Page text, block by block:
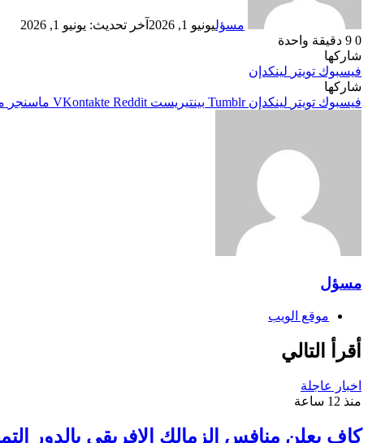
مسؤليونيو 1, 2026
آخر تحديث: يونيو 1, 2026
0
دقيقة واحدة
شاركها
فيسبوك تويتر لينكدإن
شاركها
فيسبوك تويتر لينكدإن بينتيريست ماسنجر
مسؤل
موقع الويب
أقرأ التالي
اخبار عاجلة
منذ 12 ساعة
كاف يعلن منافس الزمالك الإفريقي بالدور